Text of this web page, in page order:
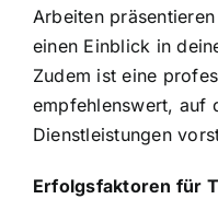
Arbeiten
einen Einblick in
Zudem ist eine
empfehlenswert, auf
Dienstleistungen
Erfolgsfaktoren für